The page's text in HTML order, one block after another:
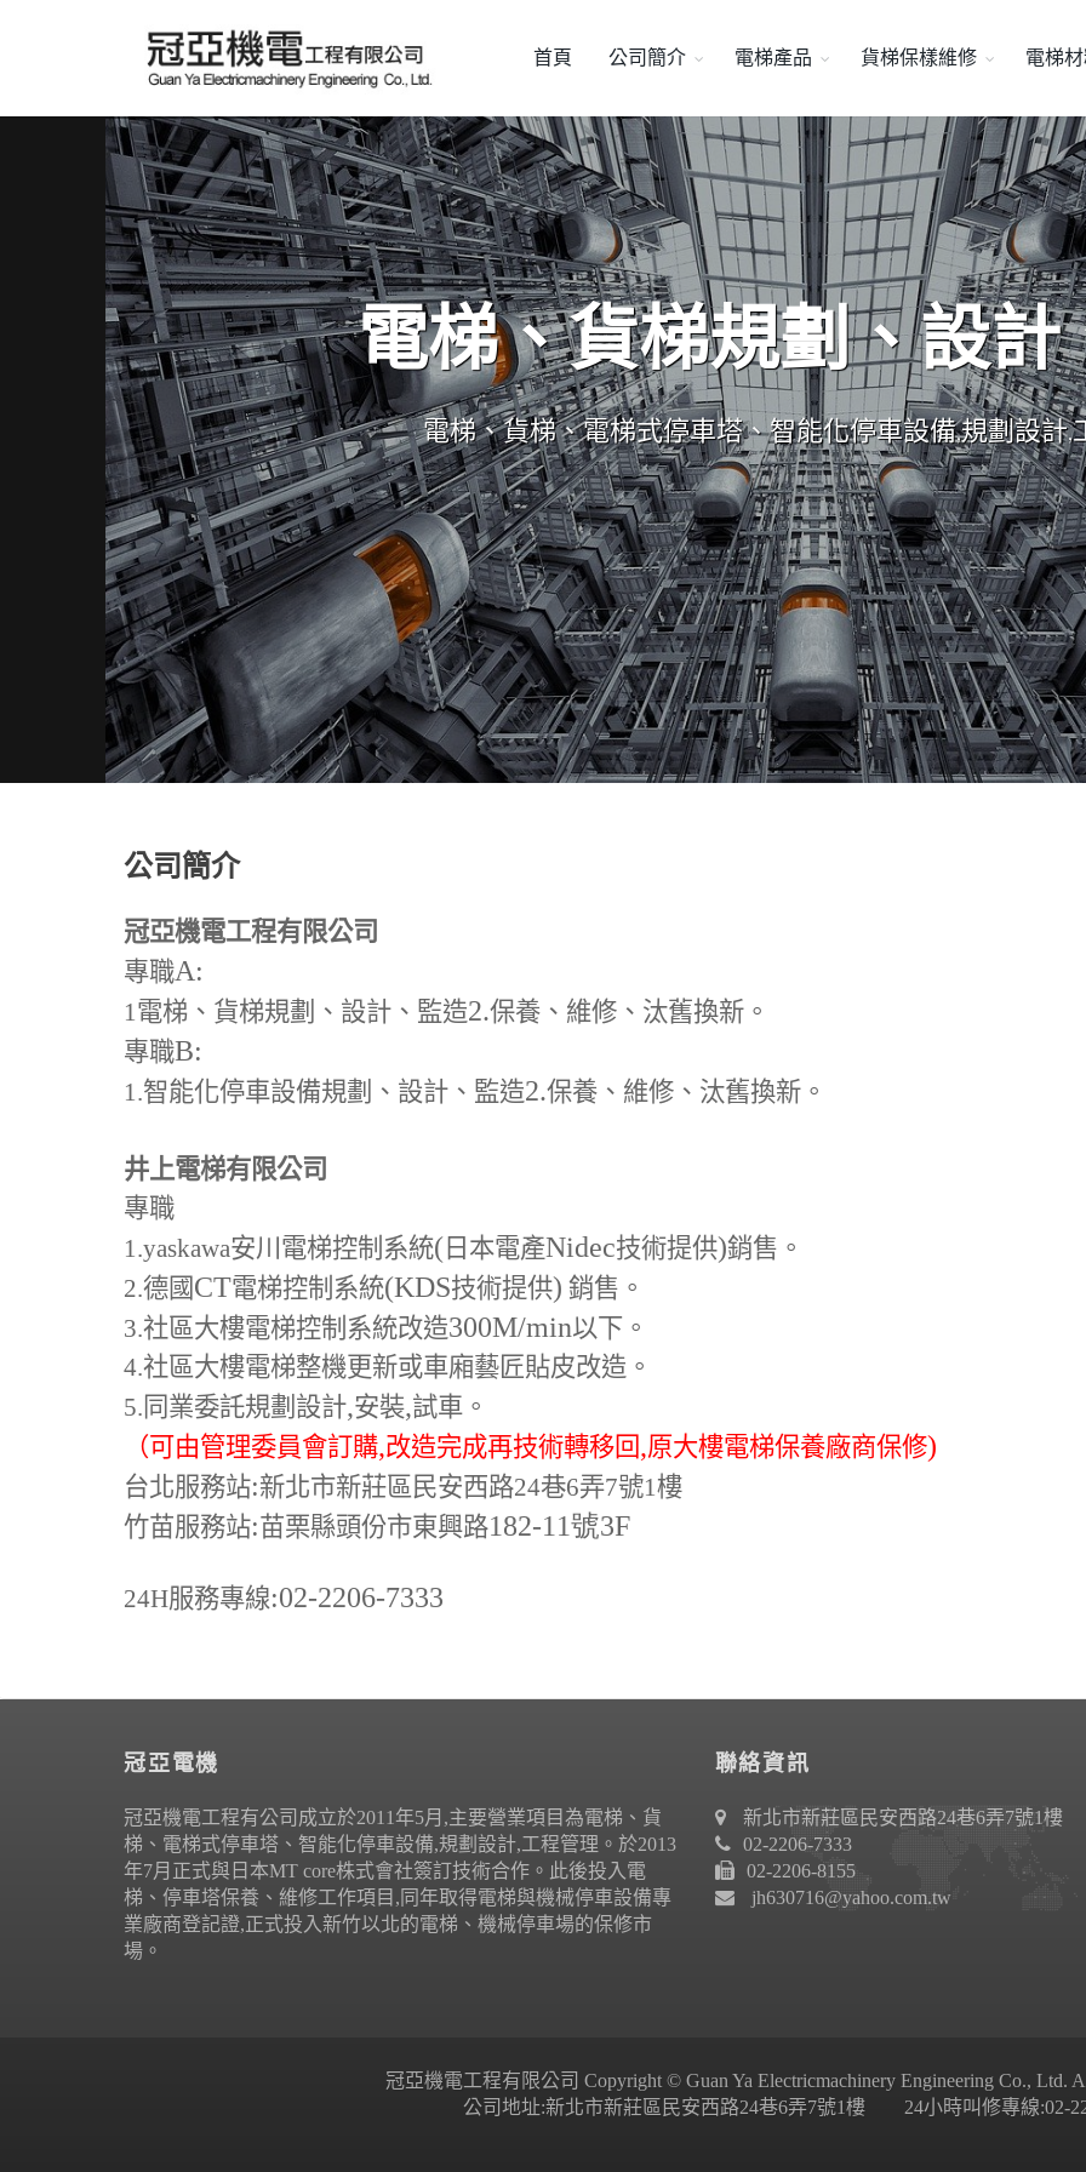
首頁 公司簡介 電梯產品 貨梯保樣維修 電梯
電梯、貨梯規劃、設計
電梯、貨梯、電梯式停車塔、智能化停車設備,規劃設計,
公司簡介
冠亞機電工程有限公司
專職A:
1電梯、貨梯規劃、設計、監造2.保養、維修、汰舊換新。
專職B:
1.智能化停車設備規劃、設計、監造2.保養、維修、汰舊換新。
井上電梯有限公司
專職
1.yaskawa安川電梯控制系統( 日本電產Nidec技術提供)銷售。
2.德國 CT電梯控制系統(KDS技術提供) 銷售。
3.社區大樓電梯控制系統改造300M/min以下。
4.社區大樓電梯整機更新或車廂藝匠貼皮改造。
5. 同業委託規劃設計,安裝,試車。
（可由管理委員會訂購,改造完成再技術轉移回,原大樓電梯保養廠商保修)
台北服務站:新北市新莊區民安西路24巷6弄7號1樓
竹苗服務站:苗栗縣頭份市東興路182-11號3F
24H服務專線:02-2206-7333
冠亞電機
冠亞機電工程有公司成立於2011年5月,主要營業項目為電梯、貨
梯、電梯式停車塔、智能化停車設備,規劃設計,工程管理。於2013
年7月正式與日本MT core株式會社簽訂技術合作。此後投入電
梯、停車塔保養、維修工作項目,同年取得電梯與機械停車設備專
業廠商登記證,正式投入新竹以北的電梯、機械停車場的保修市
場。
聯絡資訊
新北市新莊區民安西路24巷6弄7號1樓
02-2206-7333
02-2206-8155
jh630716@yahoo.com.tw
冠亞機電工程有限公司 Copyright © Guan Ya Electricmachinery Engineering Co., Ltd.
公司地址:新北市新莊區民安西路24巷6弄7號1樓 24小時叫修專線:02-